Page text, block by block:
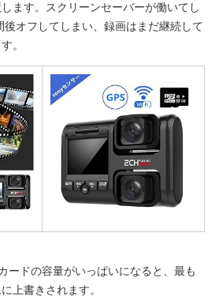
ます。スクリーンセーバーが働いてし
後オフしてしまい、録画はまだ継続して
。
ードの容量がいっぱいになると、最も
上書きされます。